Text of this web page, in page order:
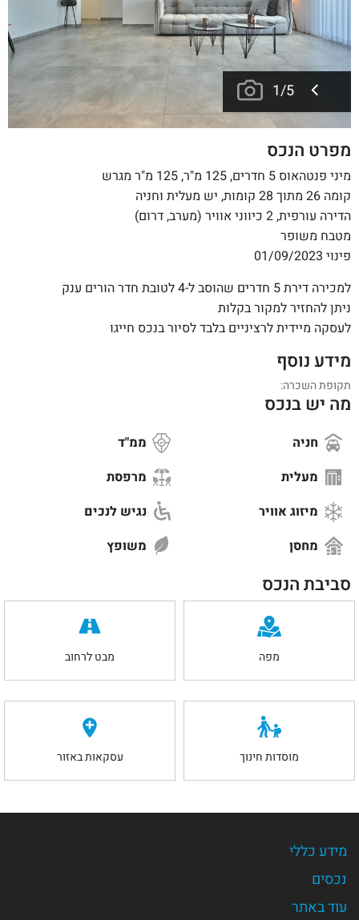
1/5
מפרט הנכס
מיני פנטהאוס 5 חדרים, 125 מ"ר, 125 מ"ר מגרש
קומה 26 מתוך 28 קומות, יש מעלית וחניה
הדירה עורפית, 2 כיווני אוויר (מערב, דרום)
מטבח משופר
פינוי 01/09/2023
למכירה דירת 5 חדרים שהוסב ל-4 לטובת חדר הורים ענק
ניתן להחזיר למקור בקלות
לעסקה מיידית לרציניים בלבד לסיור בנכס חייגו
מידע נוסף
תקופת השכרה:
מה יש בנכס
חניה
ממ"ד
מעלית
מרפסת
מיזוג אוויר
נגיש לנכים
מחסן
משופץ
סביבת הנכס
מפה מבט לרחוב
מוסדות חינוך עסקאות באזור
מידע כללי
נכסים
עוד באתר